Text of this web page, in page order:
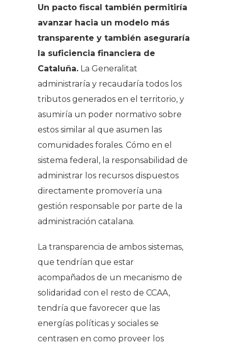
Un pacto fiscal también permitiría
avanzar hacia un modelo más
transparente y también aseguraría
la suficiencia financiera de
Cataluña. La Generalitat
administraría y recaudaría todos los
tributos generados en el territorio, y
asumiría un poder normativo sobre
estos similar al que asumen las
comunidades forales. Cómo en el
sistema federal, la responsabilidad de
administrar los recursos dispuestos
directamente promovería una
gestión responsable por parte de la
administración catalana.
La transparencia de ambos sistemas,
que tendrían que estar
acompañados de un mecanismo de
solidaridad con el resto de CCAA,
tendría que favorecer que las
energías políticas y sociales se
centrasen en como proveer los